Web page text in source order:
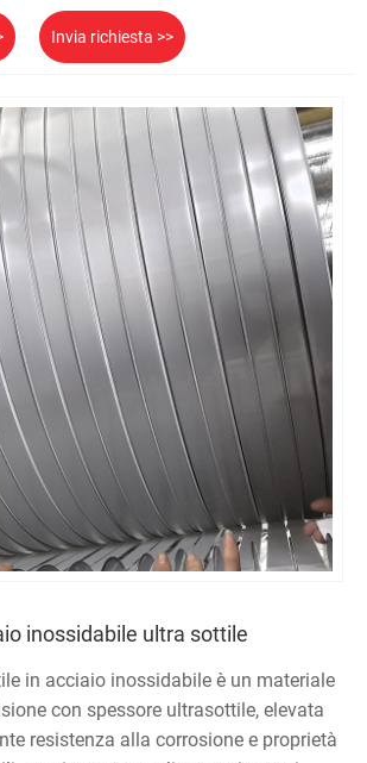
Invia richiesta >>
inossidabile ultra sottile
in acciaio inossidabile è un materiale
con spessore ultrasottile, elevata
resistenza alla corrosione e proprietà